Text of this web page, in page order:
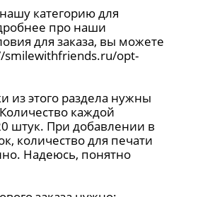
категорию для
про наши
для заказа, вы можете
smilewithfriends.ru/opt-
этого раздела нужны
каждой
штук. При добавлении в
количество для печати
Надеюсь, понятно